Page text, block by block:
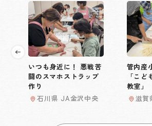
いつも身近に！ 悪戦苦
闘のスマホストラップ
作り
石川県 JA金沢中央
管内産
「こ
教室」
滋賀